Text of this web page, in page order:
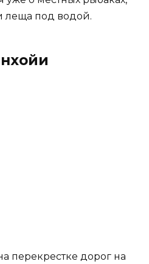
леща под водой.
перекрестке дорог на